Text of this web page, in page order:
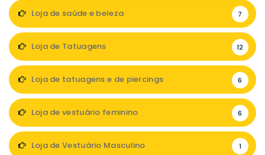
Loja de saúde e beleza 7
Loja de Tatuagens 12
Loja de tatuagens e de piercings 6
Loja de vestuário feminino 6
Loja de Vestuário Masculino 1